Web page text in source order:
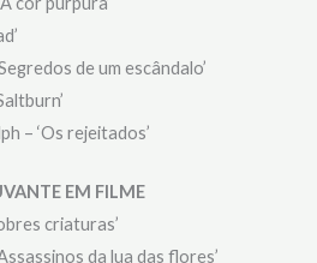
de um escândalo’
– ‘Os rejeitados’
EM FILME
criaturas’
da lua das flores’